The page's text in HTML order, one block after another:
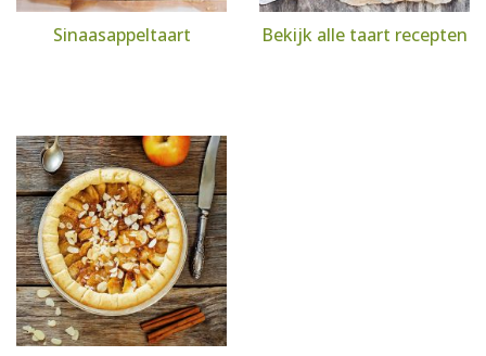
Sinaasappeltaart Bekijk alle taart recepten